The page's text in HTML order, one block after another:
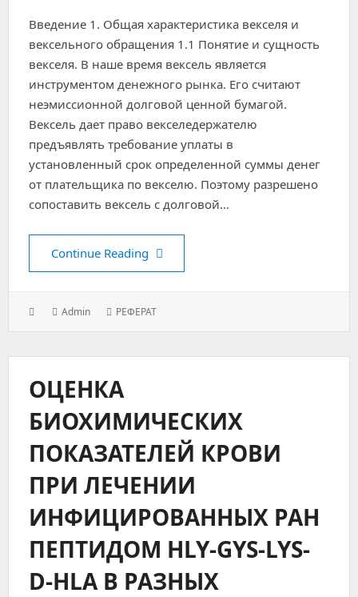
Введение 1. Общая характеристика векселя и
вексельного обращения 1.1 Понятие и сущность
векселя. В наше время вексель является
инструментом денежного рынка. Его считают
неэмиссионной долговой ценной бумагой.
Вексель дает право векселедержателю
предъявлять требование уплаты в
установленный срок определенной суммы денег
от плательщика по векселю. Поэтому разрешено
сопоставить вексель с долговой…
Continue Reading Вексель и вексельное обращение
PostedAuthor:
Admin Categories:
РЕФЕРАТ
ОЦЕНКА
БИОХИМИЧЕСКИХ
ПОКАЗАТЕЛЕЙ КРОВИ
ПРИ ЛЕЧЕНИИ
ИНФИЦИРОВАННЫХ РАН
ПЕПТИДОМ HLY-GYS-LYS-
D-HLA В РАЗНЫХ